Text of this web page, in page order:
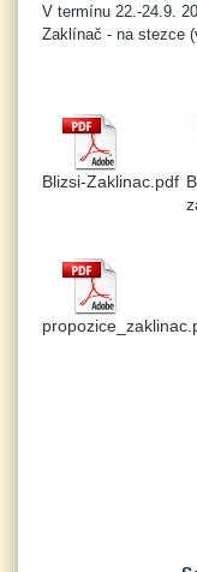
V termínu 22.-24.9.
Zaklínač - na stezce
Blizsi-Zaklinac.pdf